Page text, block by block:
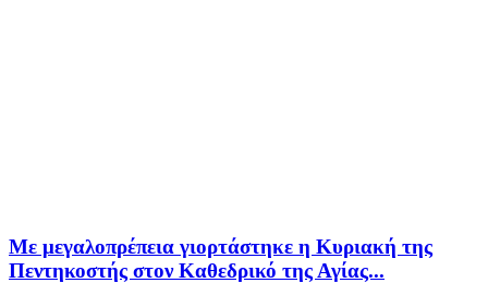
Με μεγαλοπρέπεια γιορτάστηκε η Κυριακή της
Πεντηκοστής στον Καθεδρικό της Αγίας...